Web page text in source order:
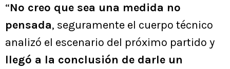
“No creo que sea una medida no
pensada, seguramente el cuerpo técnico
analizó el escenario del próximo partido y
llegó a la conclusión de darle un